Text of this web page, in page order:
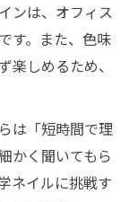
ンは、オフィス
す。また、色味
楽しめるため、
は「短時間で理
かく聞いてもら
ネイルに挑戦す